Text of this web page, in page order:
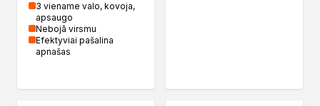
Piany
Pozostałe
Czyszczenie i rozcieńczanie
Rozcieńczalniki ogólnego stosowania
3 viename valo, kovoja,
apsaugo
Nebojā virsmu
Efektyviai pašalina
apnašas